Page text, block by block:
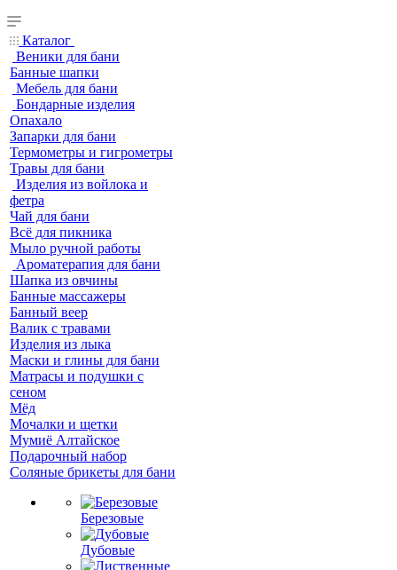
Каталог
Веники для бани
Банные шапки
Мебель для бани
Бондарные изделия
Опахало
Запарки для бани
Термометры и гигрометры
Травы для бани
Изделия из войлока и
фетра
Чай для бани
Всё для пикника
Мыло ручной работы
Ароматерапия для бани
Шапка из овчины
Банные массажеры
Банный веер
Валик с травами
Изделия из лыка
Маски и глины для бани
Матрасы и подушки с
сеном
Мёд
Мочалки и щетки
Мумиё Алтайское
Подарочный набор
Соляные брикеты для бани
Березовые
Дубовые